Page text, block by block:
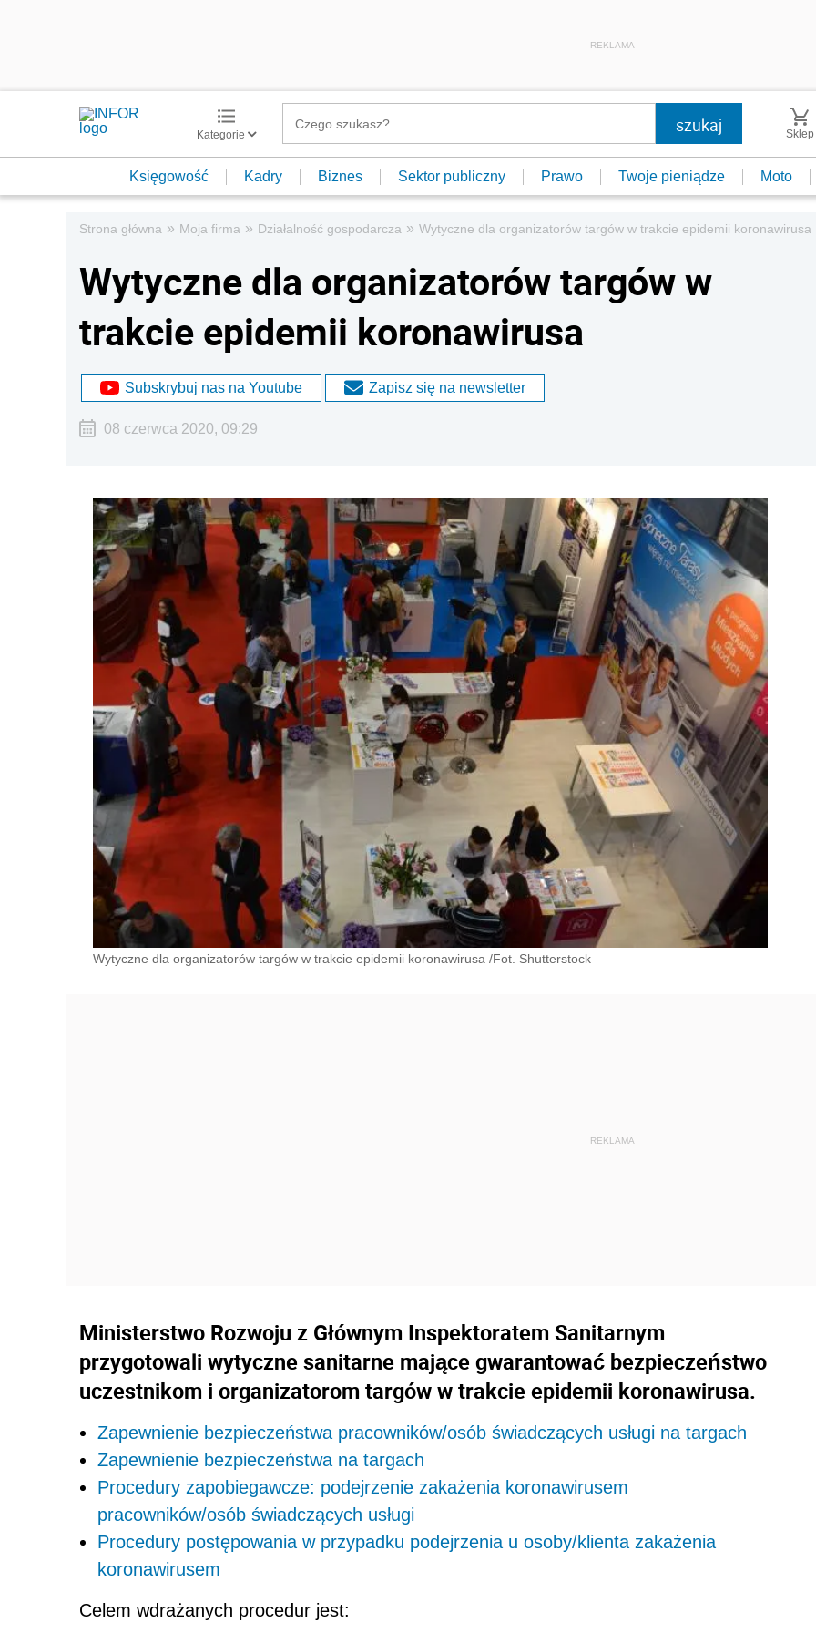
REKLAMA
Kategorie Sklep
Księgowość Kadry Biznes Sektor publiczny Prawo Twoje pieniądze Moto
Strona główna » Moja firma » Działalność gospodarcza » Wytyczne dla organizatorów targów w trakcie epidemii koronawirusa
Wytyczne dla organizatorów targów w
trakcie epidemii koronawirusa
Subskrybuj nas na Youtube Zapisz się na newsletter
08 czerwca 2020, 09:29
Wytyczne dla organizatorów targów w trakcie epidemii koronawirusa /Fot. Shutterstock
Ministerstwo Rozwoju z Głównym Inspektoratem Sanitarnym
przygotowali wytyczne sanitarne mające gwarantować bezpieczeństwo
uczestnikom i organizatorom targów w trakcie epidemii koronawirusa.
Zapewnienie bezpieczeństwa pracowników/osób świadczących usługi na targach
Zapewnienie bezpieczeństwa na targach
Procedury zapobiegawcze: podejrzenie zakażenia koronawirusem
pracowników/osób świadczących usługi
Procedury postępowania w przypadku podejrzenia u osoby/klienta zakażenia
koronawirusem
Celem wdrażanych procedur jest: